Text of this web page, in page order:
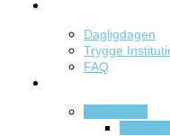
Dagligdagen
Trygge
FAQ